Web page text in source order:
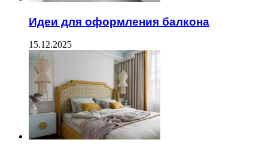
Идеи для оформления балкона
15.12.2025